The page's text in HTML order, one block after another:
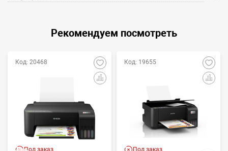
Рекомендуем посмотреть
Код: 20468
Под заказ
Код: 19655
Под заказ